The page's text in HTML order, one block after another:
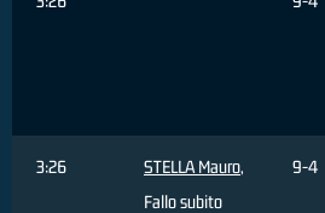
3:26 STELLA Mauro,
Fallo subito
9-4